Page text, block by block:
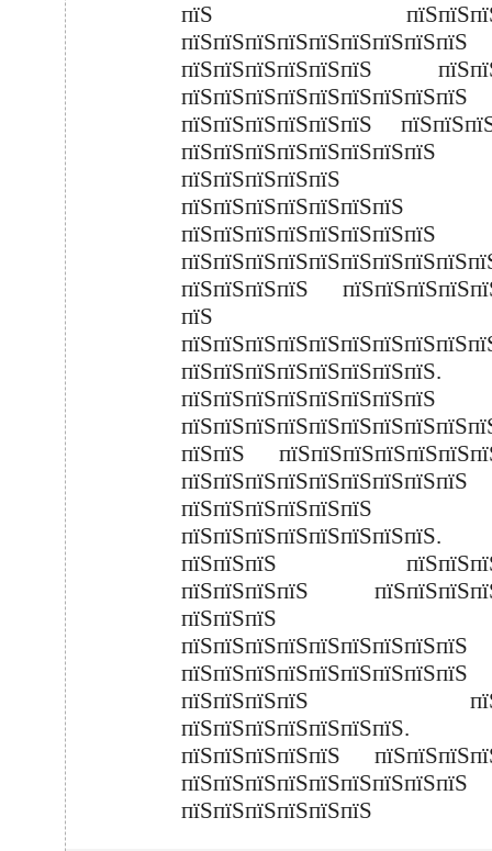
пїЅ
пїЅпїЅпїЅпїЅпїЅпїЅпїЅпїЅпїЅ
пїЅпїЅпїЅпїЅпїЅпїЅ
пїЅпїЅпїЅпїЅпїЅпїЅ
пїЅпїЅпїЅпїЅпїЅпїЅпїЅпїЅ
пїЅпїЅпїЅпїЅпїЅ
пїЅпїЅпїЅпїЅпїЅпїЅпїЅ
пїЅпїЅпїЅпїЅпїЅпїЅпїЅпїЅ
пїЅпїЅпїЅпїЅ
пїЅ
пїЅпїЅпїЅпїЅпїЅпїЅпїЅпїЅ.
пїЅпїЅпїЅпїЅпїЅпїЅпїЅпїЅ
пїЅпїЅ
пїЅпїЅпїЅпїЅпїЅпїЅпїЅпїЅпїЅ
пїЅпїЅпїЅпїЅпїЅпїЅ
пїЅпїЅпїЅпїЅпїЅпїЅпїЅпїЅ.
пїЅпїЅпїЅ
пїЅпїЅпїЅпїЅ
пїЅпїЅпїЅ
пїЅпїЅпїЅпїЅпїЅпїЅпїЅпїЅпїЅ
пїЅпїЅпїЅпїЅ
пїЅпїЅпїЅпїЅпїЅпїЅпїЅ.
пїЅпїЅпїЅпїЅпїЅ
пїЅпїЅпїЅпїЅпїЅпїЅпїЅпїЅпїЅ
пїЅпїЅпїЅпїЅпїЅпїЅ